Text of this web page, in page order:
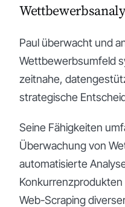
Paul überwacht und
Wettbewerbsumfeld
zeitnahe,
strategische
Seine Fähigkeiten
Überwachung von
automatisierte
Web-Scraping